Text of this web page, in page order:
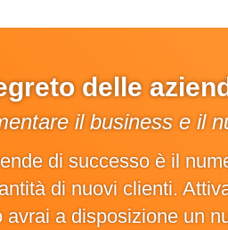
delle
il business e il
di successo è il
di nuovi clienti.
a disposizione un